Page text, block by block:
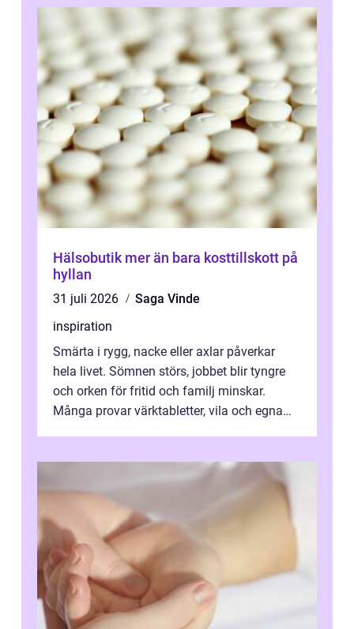
Hälsobutik mer än bara kosttillskott på
hyllan
31 juli 2026
Saga Vinde
inspiration
Smärta i rygg, nacke eller axlar påverkar
hela livet. Sömnen störs, jobbet blir tyngre
och orken för fritid och familj minskar.
Många provar värktabletter, vila och egna